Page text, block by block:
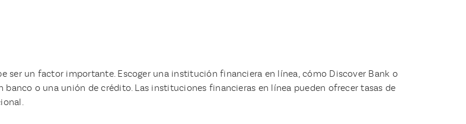
ser un factor importante. Escoger una institución financiera en línea, cómo Discover Bank o
o una unión de crédito. Las instituciones financieras en línea pueden ofrecer tasas de